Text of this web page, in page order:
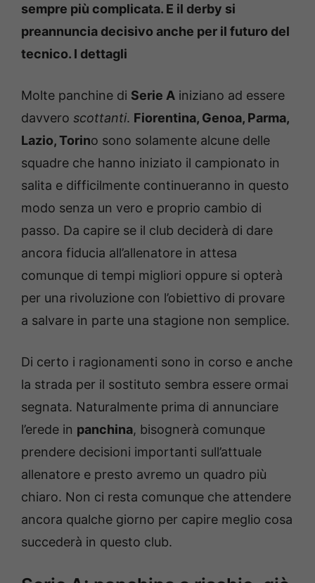
sempre più complicata. E il derby si
preannuncia decisivo anche per il futuro del
tecnico. I dettagli
Molte panchine di Serie A iniziano ad essere
davvero scottanti. Fiorentina, Genoa, Parma,
Lazio, Torino sono solamente alcune delle
squadre che hanno iniziato il campionato in
salita e difficilmente continueranno in questo
modo senza un vero e proprio cambio di
passo. Da capire se il club deciderà di dare
ancora fiducia all’allenatore in attesa
comunque di tempi migliori oppure si opterà
per una rivoluzione con l’obiettivo di provare
a salvare in parte una stagione non semplice.
Di certo i ragionamenti sono in corso e anche
la strada per il sostituto sembra essere ormai
segnata. Naturalmente prima di annunciare
l’erede in panchina, bisognerà comunque
prendere decisioni importanti sull’attuale
allenatore e presto avremo un quadro più
chiaro. Non ci resta comunque che attendere
ancora qualche giorno per capire meglio cosa
succederà in questo club.